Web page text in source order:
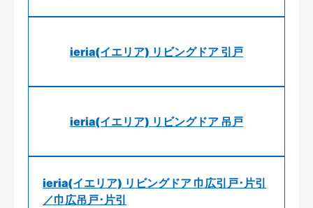
ieria(イエリア) リビングドア 引戸
ieria(イエリア) リビングドア 吊戸
ieria(イエリア) リビングドア 巾広引戸･片引
／巾広吊戸･片引